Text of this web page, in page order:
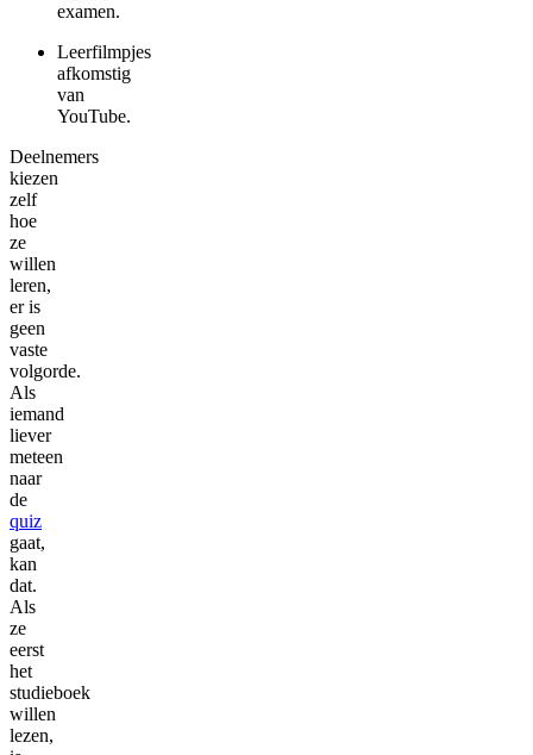
examen.
Leerfilmpjes
afkomstig
van
YouTube.
Deelnemers
kiezen
zelf
hoe
ze
willen
leren,
er is
geen
vaste
volgorde.
Als
iemand
liever
meteen
naar
de
quiz
gaat,
kan
dat.
Als
ze
eerst
het
studieboek
willen
lezen,